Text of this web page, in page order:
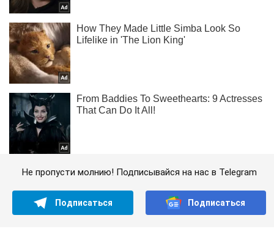
Не пропусти молнию! Подписывайся на нас в Telegram
Подписаться Подписаться